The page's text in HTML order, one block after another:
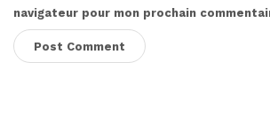
navigateur pour mon prochain